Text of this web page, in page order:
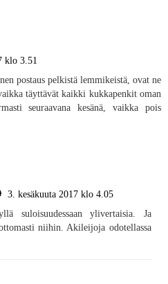
klo 3.51
postaus pelkistä lemmikeistä, ovat ne
täyttävät kaikki kukkapenkit oman
seuraavana kesänä, vaikka pois
3. kesäkuuta 2017 klo 4.05
suloisuudessaan ylivertaisia. Ja
niihin. Akileijoja odotellassa